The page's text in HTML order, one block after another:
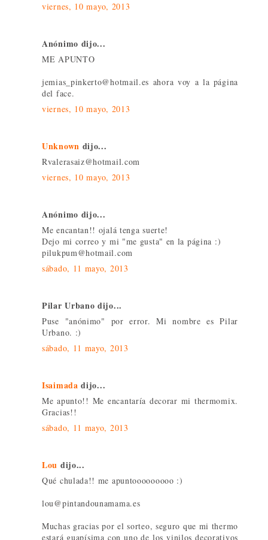
viernes, 10 mayo, 2013
Anónimo dijo...
ME APUNTO
jemias_pinkerto@hotmail.es ahora voy a la página
del face.
viernes, 10 mayo, 2013
Unknown dijo...
Rvalerasaiz@hotmail.com
viernes, 10 mayo, 2013
Anónimo dijo...
Me encantan!! ojalá tenga suerte!
Dejo mi correo y mi "me gusta" en la página :)
pilukpum@hotmail.com
sábado, 11 mayo, 2013
Pilar Urbano dijo...
Puse "anónimo" por error. Mi nombre es Pilar
Urbano. :)
sábado, 11 mayo, 2013
Isaimada dijo...
Me apunto!! Me encantaría decorar mi thermomix.
Gracias!!
sábado, 11 mayo, 2013
Lou dijo...
Qué chulada!! me apuntooooooooo :)
lou@pintandounamama.es
Muchas gracias por el sorteo, seguro que mi thermo
estará guapísima con uno de los vinilos decorativos